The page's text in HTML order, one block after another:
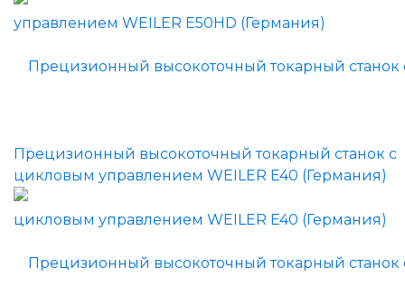
Прецизионный высокоточный токарный станок с
цикловым управлением WEILER E40 (Германия)